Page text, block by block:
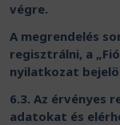
végre.
A megrendelés
regisztrálni, a
nyilatkozat
6.3. Az érvényes
adatokat és